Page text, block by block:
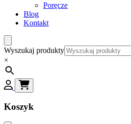
Poręcze
Blog
Kontakt
Wyszukaj produkty
×
Koszyk